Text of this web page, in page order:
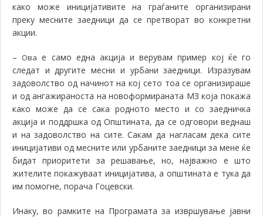
како може иницијативите на граѓаните организирани
преку месните заедници да се претворат во конкретни
акции.
– Ова е само една акција и верувам пример кој ќе го
следат и другите месни и урбани заедници. Изразувам
задоволство од начинот на кој сето тоа се организираше
и од ангажираноста на новоформираната МЗ која покажа
како може да се сака родното место и со заедничка
акција и поддршка од Општината, да се одговори веднаш
и на задоволство на сите. Сакам да нагласам дека сите
иницијативи од месните или урбаните заедници за мене ќе
бидат приоритети за решавање, но, најважно е што
жителите покажуваат иницијатива, а општината е тука да
им помогне, порача Гоцевски.
Инаку, во рамките на Програмата за извршување јавни